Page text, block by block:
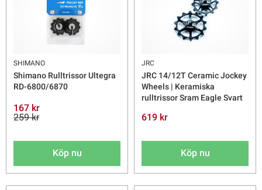
SHIMANO
Shimano Rulltrissor Ultegra
RD-6800/6870
167 kr
259 kr
Köp nu
JRC
JRC 14/12T Ceramic Jockey
Wheels | Keramiska
rulltrissor Sram Eagle Svart
619 kr
Köp nu